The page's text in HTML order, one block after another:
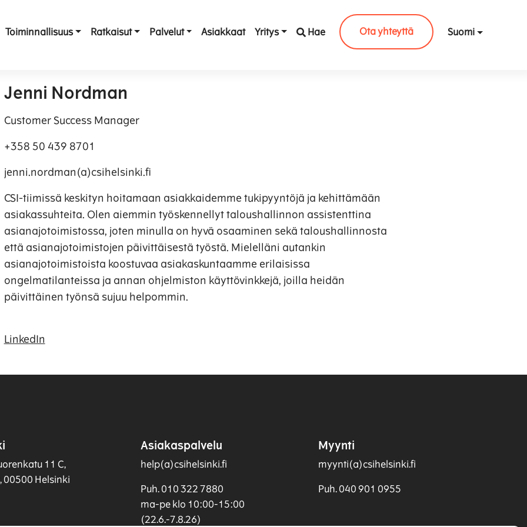
Toiminnallisuus Ratkaisut Palvelut Asiakkaat Yritys Hae Ota yhteyttä Suomi
Jenni Nordman
Customer Success Manager
+358 50 439 8701
jenni.nordman(a)csihelsinki.fi
CSI-tiimissä keskityn hoitamaan asiakkaidemme tukipyyntöjä ja kehittämään
asiakassuhteita. Olen aiemmin työskennellyt taloushallinnon assistenttina
asianajotoimistossa, joten minulla on hyvä osaaminen sekä taloushallinnosta
että asianajotoimistojen päivittäisestä työstä. Mielelläni autankin
asianajotoimistoista koostuvaa asiakaskuntaamme erilaisissa
ongelmatilanteissa ja annan ohjelmiston käyttövinkkejä, joilla heidän
päivittäinen työnsä sujuu helpommin.
LinkedIn
11 C,
00500 Helsinki
Asiakaspalvelu
help(a)csihelsinki.fi
Puh. 010 322 7880
ma-pe klo 10:00-15:00
(22.6.-7.8.26)
Myynti
myynti(a)csihelsinki.fi
Puh. 040 901 0955